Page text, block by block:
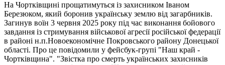
На Чортківщині прощатимуться із захисником Іваном
Березюком, який боронив українську землю від загарбників.
Загинув воїн 3 червня 2025 року під час виконання бойового
завдання із стримування військової агресії російської федерації
в районі н.п.Новоекономічне Покровського району Донецької
області. Про це повідомили у фейсбук-групі "Наш край -
Чортківщина". "Звістка про смерть українських захисників